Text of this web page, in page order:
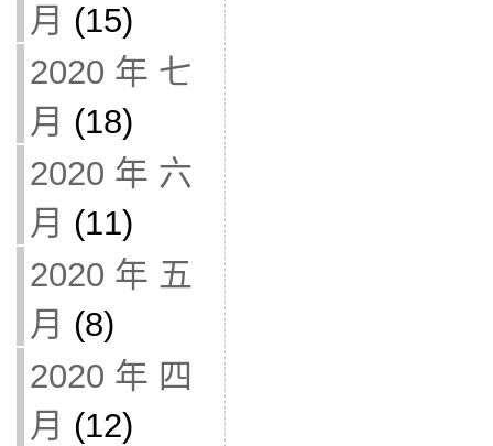
月 (15)
2020 年 七
月 (18)
2020 年 六
月 (11)
2020 年 五
月 (8)
2020 年 四
月 (12)